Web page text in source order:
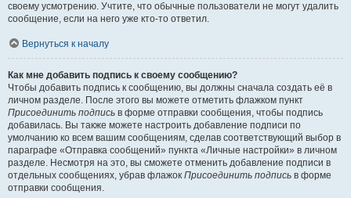
своему усмотрению. Учтите, что обычные пользователи не могут удалить
сообщение, если на него уже кто-то ответил.
Вернуться к началу
Как мне добавить подпись к своему сообщению?
Чтобы добавить подпись к сообщению, вы должны сначала создать её в
личном разделе. После этого вы можете отметить флажком пункт
Присоединить подпись в форме отправки сообщения, чтобы подпись
добавилась. Вы также можете настроить добавление подписи по
умолчанию ко всем вашим сообщениям, сделав соответствующий выбор в
параграфе «Отправка сообщений» пункта «Личные настройки» в личном
разделе. Несмотря на это, вы сможете отменить добавление подписи в
отдельных сообщениях, убрав флажок Присоединить подпись в форме
отправки сообщения.